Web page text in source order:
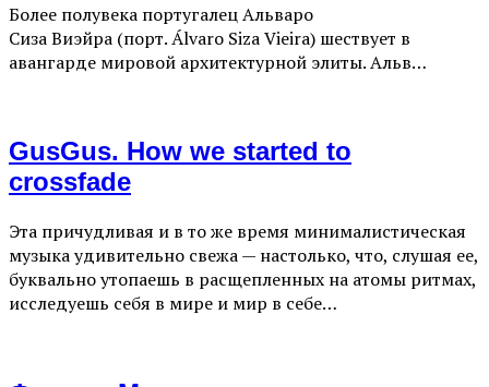
Более полувека португалец Альваро
Сиза Виэйра (порт. Álvaro Siza Vieira) шествует в
авангарде мировой архитектурной элиты. Альв…
GusGus. How we started to
crossfade
Эта причудливая и в то же время минималистическая
музыка удивительно свежа — настолько, что, слушая ее,
буквально утопаешь в расщепленных на атомы ритмах,
исследуешь себя в мире и мир в себе…